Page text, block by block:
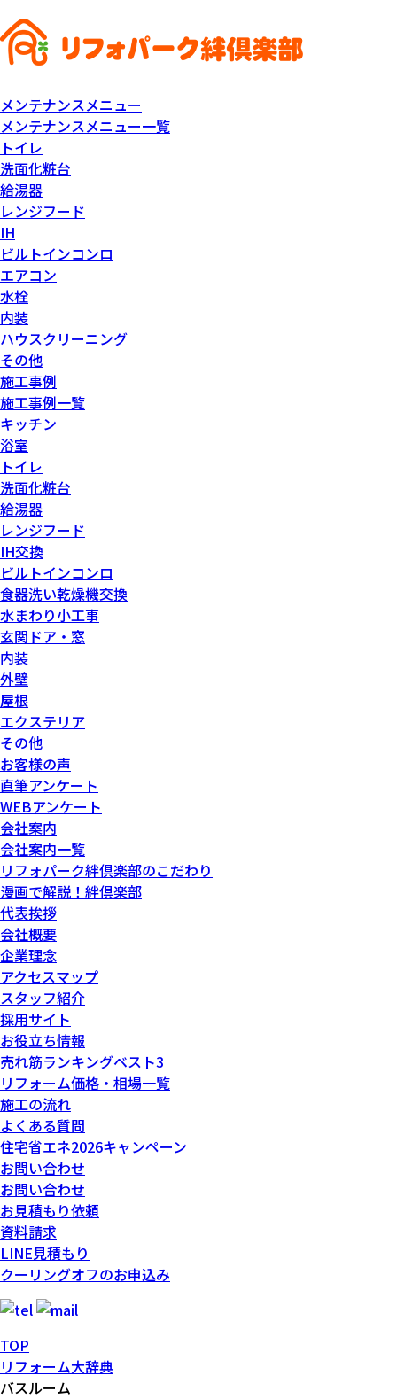
メンテナンスメニュー
メンテナンスメニュー一覧
トイレ
洗面化粧台
給湯器
レンジフード
IH
ビルトインコンロ
エアコン
水栓
内装
ハウスクリーニング
その他
施工事例
施工事例一覧
キッチン
浴室
トイレ
洗面化粧台
給湯器
レンジフード
IH交換
ビルトインコンロ
食器洗い乾燥機交換
水まわり小工事
玄関ドア・窓
内装
外壁
屋根
エクステリア
その他
お客様の声
直筆アンケート
WEBアンケート
会社案内
会社案内一覧
リフォパーク絆倶楽部のこだわり
漫画で解説！絆倶楽部
代表挨拶
会社概要
企業理念
アクセスマップ
スタッフ紹介
採用サイト
お役立ち情報
売れ筋ランキングベスト3
リフォーム価格・相場一覧
施工の流れ
よくある質問
住宅省エネ2026キャンペーン
お問い合わせ
お問い合わせ
お見積もり依頼
資料請求
LINE見積もり
クーリングオフのお申込み
TOP
リフォーム大辞典
バスルーム